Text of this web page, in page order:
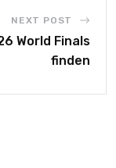
NEXT POST
World Finals
finden